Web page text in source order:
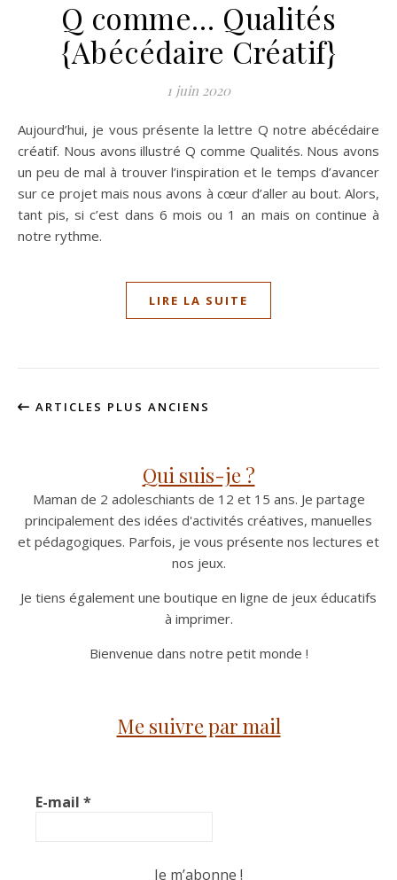
Q comme… Qualités
{Abécédaire Créatif}
1 juin 2020
Aujourd’hui, je vous présente la lettre Q notre abécédaire
créatif. Nous avons illustré Q comme Qualités. Nous avons
un peu de mal à trouver l’inspiration et le temps d’avancer
sur ce projet mais nous avons à cœur d’aller au bout. Alors,
tant pis, si c’est dans 6 mois ou 1 an mais on continue à
notre rythme.
LIRE LA SUITE
ARTICLES PLUS ANCIENS
Qui suis-je ?
Maman de 2 adoleschiants de 12 et 15 ans. Je partage
principalement des idées d'activités créatives, manuelles
et pédagogiques. Parfois, je vous présente nos lectures et
nos jeux.
Je tiens également une boutique en ligne de jeux éducatifs
à imprimer.
Bienvenue dans notre petit monde !
Me suivre par mail
E-mail *